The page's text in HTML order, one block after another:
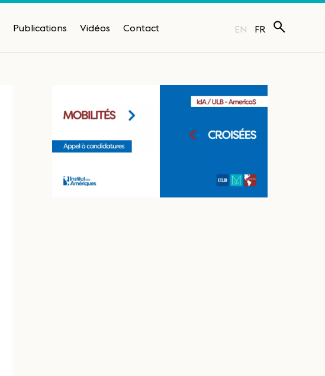
Publications Vidéos Contact EN FR